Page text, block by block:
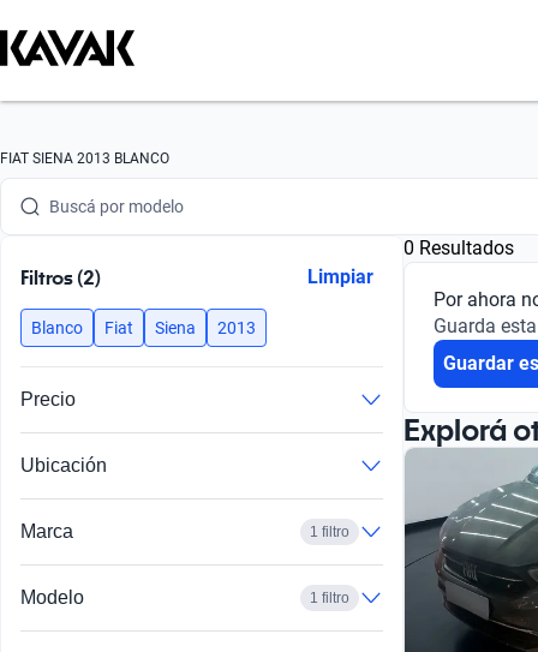
FIAT SIENA 2013 BLANCO
Buscá por marca
Buscá por modelo
Buscá por año
Buscá por marca
Buscá por versión
Buscá por año
Filtros (2) Limpiar
Blanco Fiat Siena 2013
Precio
Ubicación
Marca 1 filtro
Modelo 1 filtro
0 Resultados
Por ahora
Guarda
Guardar
Explorá